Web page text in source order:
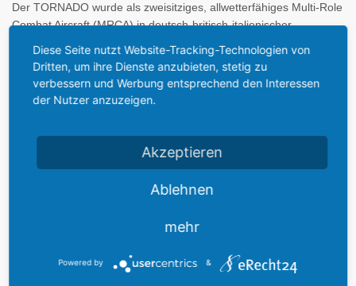
Der TORNADO wurde als zweisitziges, allwetterfähiges Multi-Role
Combat Aircraft (MRCA) in deutsch-britisch-italienischer
Jahre gefertigt. Die Luftwaffe setzt den Schwenkflügler
TORNADO als schweren Jagdbomber (Interdiction and Strike -
IDS) und in der Variante ECR (Electronic Combat
IDS-Tornado(Interdiction / Strike) ist im
'Luftnahkampfunterstützung'), die Gefechtsfeldabriegelung
Luftangriff auf feindliche Einrichtungen und Stellungen. Der
Tornado führt auch Mittel zur Selbstverteidigung mit. Eine richtige
Diese Seite nutzt Website-Tracking-Technologien von
Dritten, um ihre Dienste anzubieten, stetig zu
verbessern und Werbung entsprechend den Interessen
der Nutzer anzuzeigen.
Akzeptieren
Ablehnen
mehr
Powered by &